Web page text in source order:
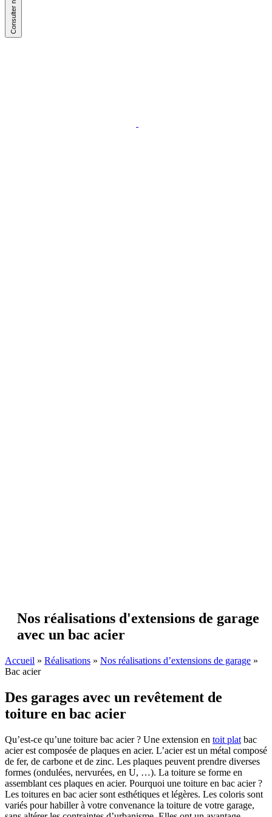
Nos réalisations d'extensions de garage
avec un bac acier
Accueil » Réalisations » Nos réalisations d’extensions de garage »
Bac acier
Des garages avec un revêtement de
toiture en bac acier
Qu’est-ce qu’une toiture bac acier ? Une extension en toit plat bac
acier est composée de plaques en acier. L’acier est un métal composé
de fer, de carbone et de zinc. Les plaques peuvent prendre diverses
formes (ondulées, nervurées, en U, …). La toiture se forme en
assemblant ces plaques en acier. Pourquoi une toiture en bac acier ?
Les toitures en bac acier sont esthétiques et légères. Les coloris sont
variés pour habiller à votre convenance la toiture de votre garage,